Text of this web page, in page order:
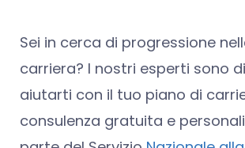
Sei in cerca di progressione
carriera? I nostri esperti sono
aiutarti con il tuo piano di
consulenza gratuita e